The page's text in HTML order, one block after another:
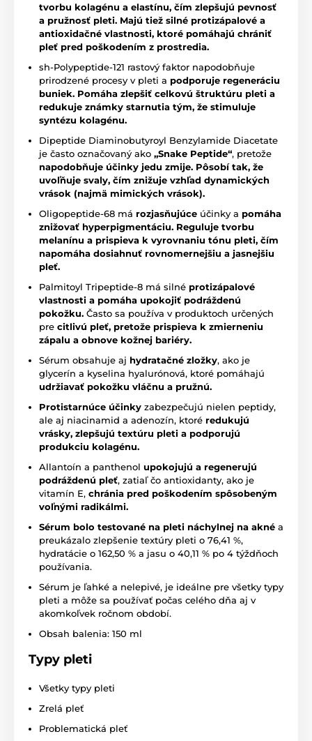
tvorbu kolagénu a elastínu, čím zlepšujú pevnosť
a pružnosť pleti. Majú tiež silné protizápalové a
antioxidačné vlastnosti, ktoré pomáhajú chrániť
pleť pred poškodením z prostredia.
sh-Polypeptide-121 rastový faktor napodobňuje
prirodzené procesy v pleti a podporuje regeneráciu
buniek. Pomáha zlepšiť celkovú štruktúru pleti a
redukuje známky starnutia tým, že stimuluje
syntézu kolagénu.
Dipeptide Diaminobutyroyl Benzylamide Diacetate
je často označovaný ako „Snake Peptide“, pretože
napodobňuje účinky jedu zmije. Pôsobí tak, že
uvoľňuje svaly, čím znižuje vzhľad dynamických
vrások (najmä mimických vrások).
Oligopeptide-68 má rozjasňujúce účinky a pomáha
znižovať hyperpigmentáciu. Reguluje tvorbu
melanínu a prispieva k vyrovnaniu tónu pleti, čím
napomáha dosiahnuť rovnomernejšiu a jasnejšiu
pleť.
Palmitoyl Tripeptide-8 má silné protizápalové
vlastnosti a pomáha upokojiť podráždenú
pokožku. Často sa používa v produktoch určených
pre citlivú pleť, pretože prispieva k zmierneniu
zápalu a obnove kožnej bariéry.
Sérum obsahuje aj hydratačné zložky, ako je
glycerín a kyselina hyalurónová, ktoré pomáhajú
udržiavať pokožku vláčnu a pružnú.
Protistarnúce účinky zabezpečujú nielen peptidy,
ale aj niacinamid a adenozín, ktoré redukujú
vrásky, zlepšujú textúru pleti a podporujú
produkciu kolagénu.
Allantoín a panthenol upokojujú a regenerujú
podráždenú pleť, zatiaľ čo antioxidanty, ako je
vitamín E, chránia pred poškodením spôsobeným
voľnými radikálmi.
Sérum bolo testované na pleti náchylnej na akné a
preukázalo zlepšenie textúry pleti o 76,41 %,
hydratácie o 162,50 % a jasu o 40,11 % po 4 týždňoch
používania.
Sérum je ľahké a nelepivé, je ideálne pre všetky typy
pleti a môže sa používať počas celého dňa aj v
akomkoľvek ročnom období.
Obsah balenia: 150 ml
Typy pleti
Všetky typy pleti
Zrelá pleť
Problematická pleť